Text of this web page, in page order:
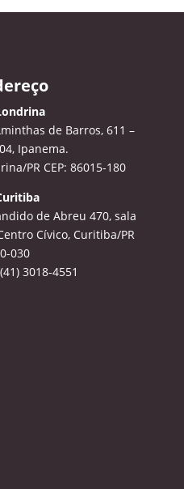
de Barros, 611 –
Ipanema.
PR CEP: 86015-180
de Abreu 470, sala
Cívico, Curitiba/PR
030
3018-4551